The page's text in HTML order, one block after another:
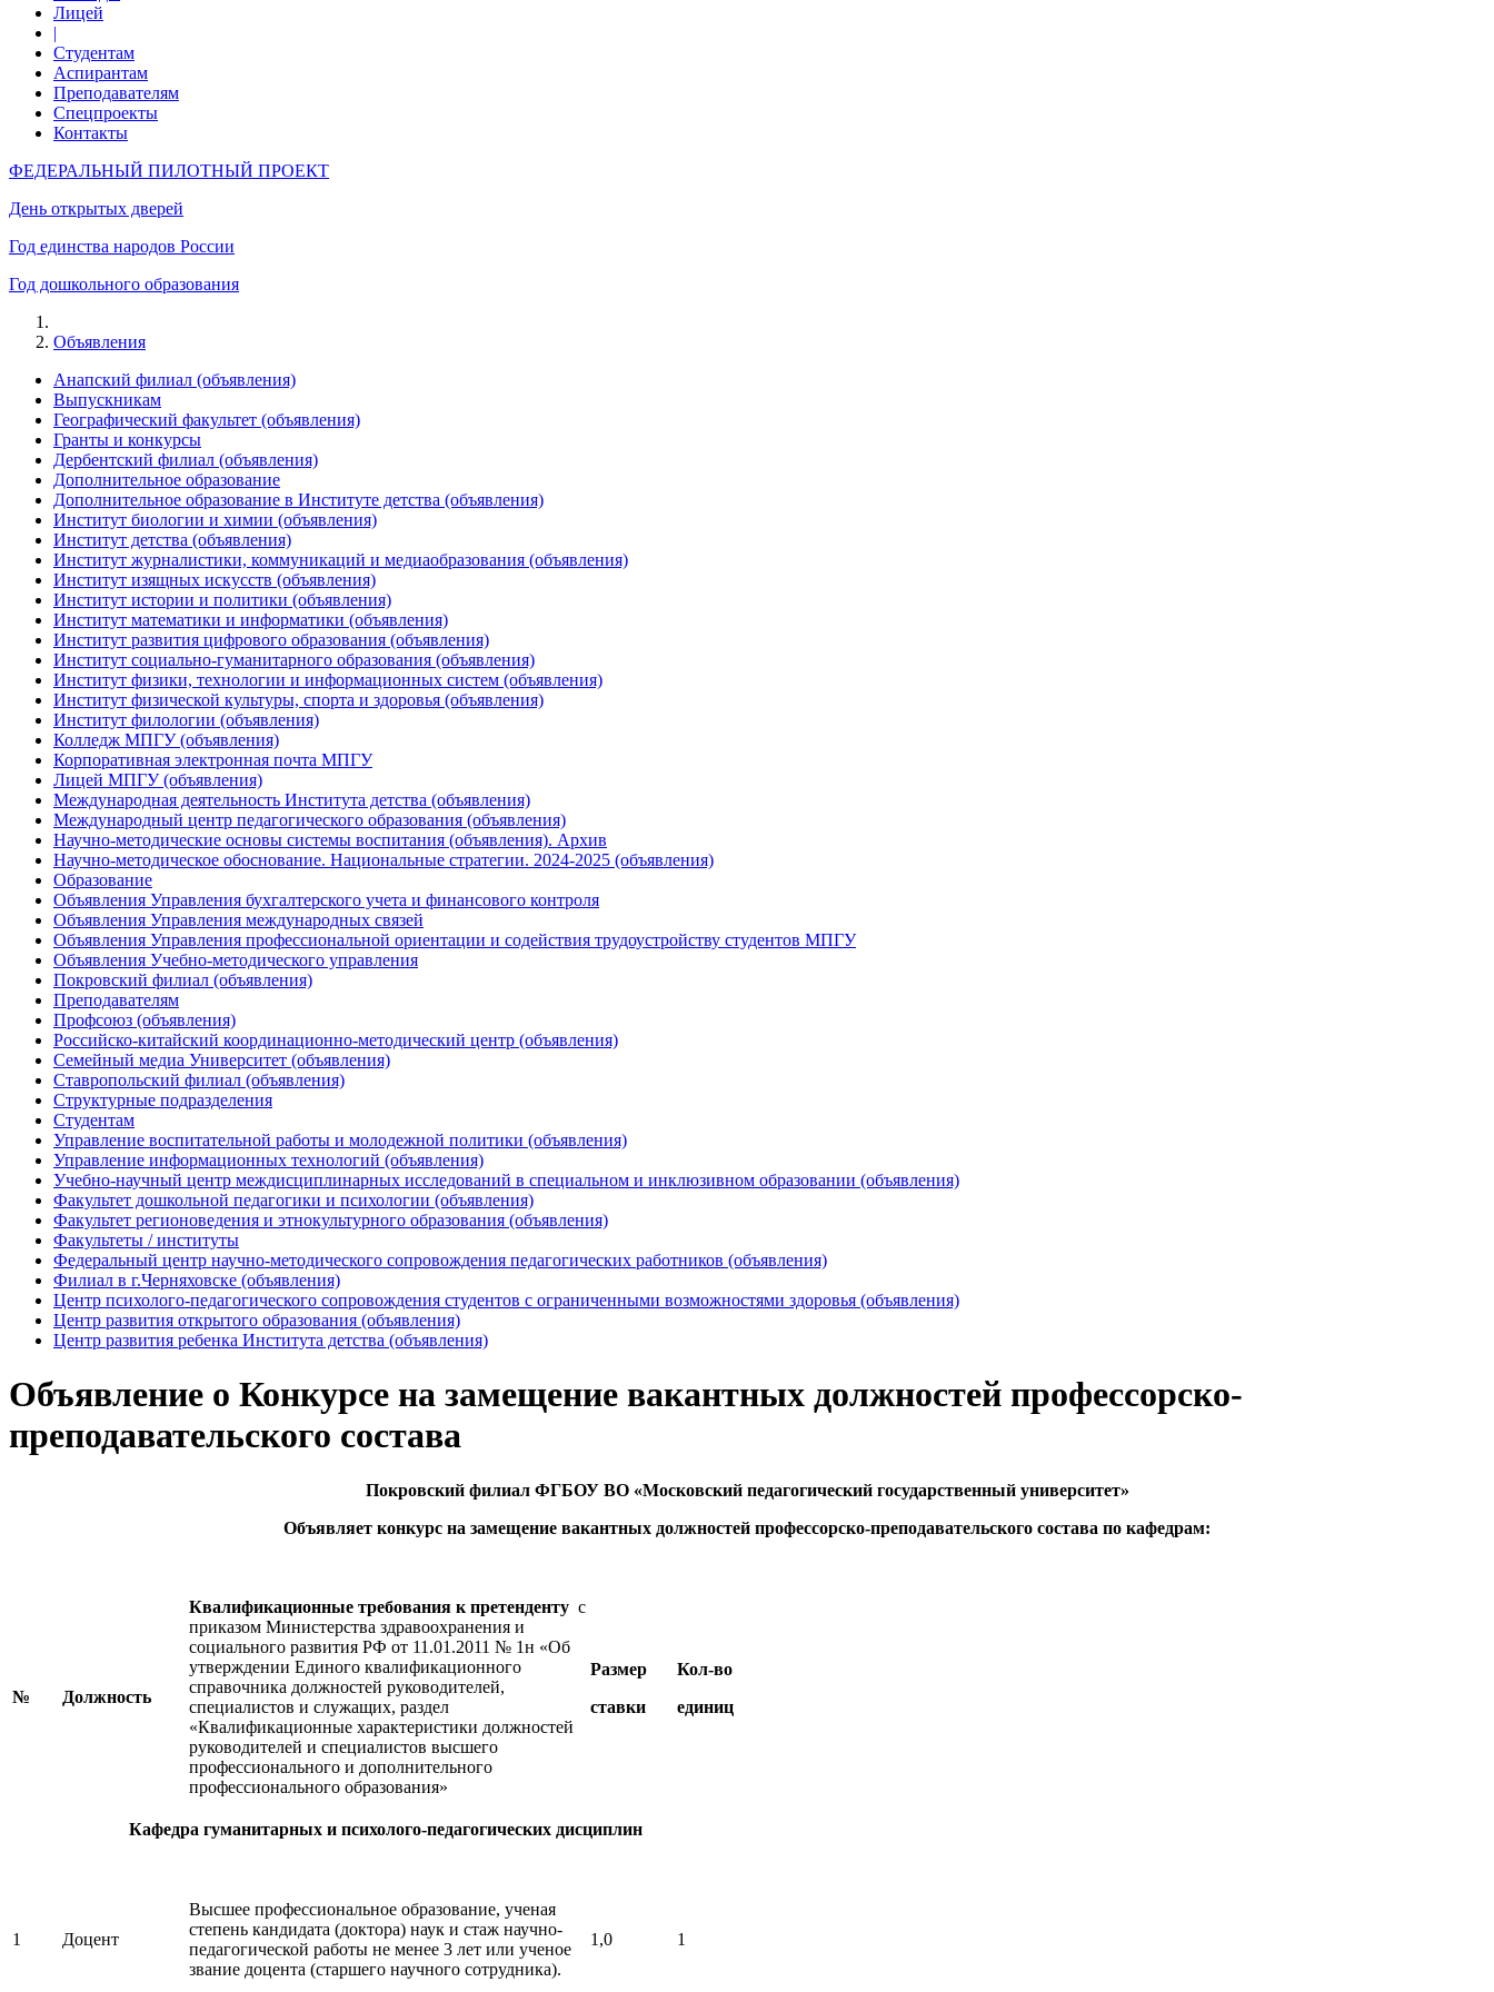
Лицей
|
Студентам
Аспирантам
Преподавателям
Спецпроекты
Контакты
ФЕДЕРАЛЬНЫЙ ПИЛОТНЫЙ ПРОЕКТ
День открытых дверей
Год единства народов России
Год дошкольного образования
Объявления
Анапский филиал (объявления)
Выпускникам
Географический факультет (объявления)
Гранты и конкурсы
Дербентский филиал (объявления)
Дополнительное образование
Дополнительное образование в Институте детства (объявления)
Институт биологии и химии (объявления)
Институт детства (объявления)
Институт журналистики, коммуникаций и медиаобразования (объявления)
Институт изящных искусств (объявления)
Институт истории и политики (объявления)
Институт математики и информатики (объявления)
Институт развития цифрового образования (объявления)
Институт социально-гуманитарного образования (объявления)
Институт физики, технологии и информационных систем (объявления)
Институт физической культуры, спорта и здоровья (объявления)
Институт филологии (объявления)
Колледж МПГУ (объявления)
Корпоративная электронная почта МПГУ
Лицей МПГУ (объявления)
Международная деятельность Института детства (объявления)
Международный центр педагогического образования (объявления)
Научно-методические основы системы воспитания (объявления). Архив
Научно-методическое обоснование. Национальные стратегии. 2024-2025 (объявления)
Образование
Объявления Управления бухгалтерского учета и финансового контроля
Объявления Управления международных связей
Объявления Управления профессиональной ориентации и содействия трудоустройству студентов МПГУ
Объявления Учебно-методического управления
Покровский филиал (объявления)
Преподавателям
Профсоюз (объявления)
Российско-китайский координационно-методический центр (объявления)
Семейный медиа Университет (объявления)
Ставропольский филиал (объявления)
Структурные подразделения
Студентам
Управление воспитательной работы и молодежной политики (объявления)
Управление информационных технологий (объявления)
Учебно-научный центр междисциплинарных исследований в специальном и инклюзивном образовании (объявления)
Факультет дошкольной педагогики и психологии (объявления)
Факультет регионоведения и этнокультурного образования (объявления)
Факультеты / институты
Федеральный центр научно-методического сопровождения педагогических работников (объявления)
Филиал в г.Черняховске (объявления)
Центр психолого-педагогического сопровождения студентов с ограниченными возможностями здоровья (объявления)
Центр развития открытого образования (объявления)
Центр развития ребенка Института детства (объявления)
Объявление о Конкурсе на замещение вакантных должностей профессорско-
преподавательского состава
Покровский филиал ФГБОУ ВО «Московский педагогический государственный университет»
Объявляет конкурс на замещение вакантных должностей профессорско-преподавательского состава по кафедрам:
№ Должность
Квалификационные требования к претенденту с
приказом Министерства здравоохранения и
социального развития РФ от 11.01.2011 № 1н «Об
утверждении Единого квалификационного
справочника должностей руководителей,
специалистов и служащих, раздел
«Квалификационные характеристики должностей
руководителей и специалистов высшего
профессионального и дополнительного
профессионального образования»
Размер
ставки
Кол-во
единиц
Кафедра гуманитарных и психолого-педагогических дисциплин
1 Доцент
Высшее профессиональное образование, ученая
степень кандидата (доктора) наук и стаж научно-
педагогической работы не менее 3 лет или ученое
звание доцента (старшего научного сотрудника).
1,0 1